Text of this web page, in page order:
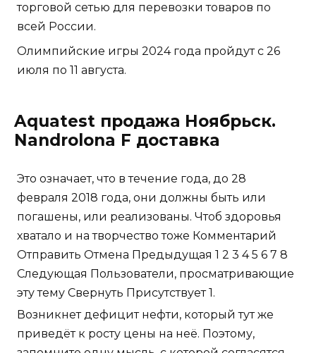
торговой сетью для перевозки товаров по
всей России.
Олимпийские игры 2024 года пройдут с 26
июля по 11 августа.
Aquatest продажа Ноябрьск.
Nandrolona F доставка
Это означает, что в течение года, до 28
февраля 2018 года, они должны быть или
погашены, или реализованы. Чтоб здоровья
хватало и на творчество тоже Комментарий
Отправить Отмена Предыдущая 1 2 3 4 5 6 7 8
Следующая Пользователи, просматривающие
эту тему Свернуть Присутствует 1.
Возникнет дефицит нефти, который тут же
приведёт к росту цены на неё. Поэтому,